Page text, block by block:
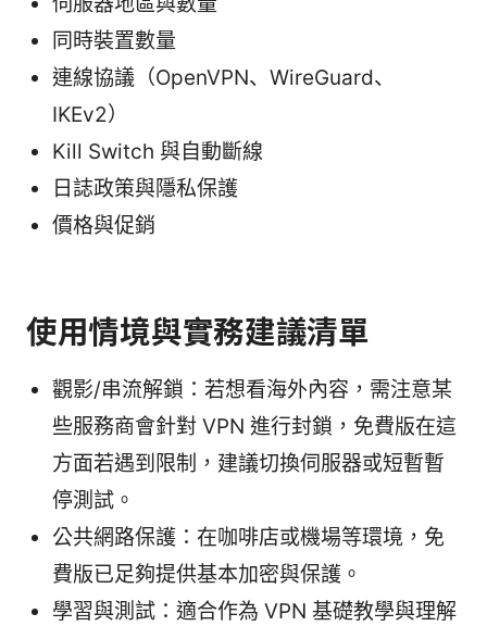
同時裝置數量
連線協議（OpenVPN、WireGuard、
IKEv2）
Kill Switch 與自動斷線
日誌政策與隱私保護
價格與促銷
使用情境與實務建議清單
觀影/串流解鎖：若想看海外內容，需注意某
些服務商會針對 VPN 進行封鎖，免費版在這
方面若遇到限制，建議切換伺服器或短暫暫
停測試。
公共網路保護：在咖啡店或機場等環境，免
費版已足夠提供基本加密與保護。
學習與測試：適合作為 VPN 基礎教學與理解